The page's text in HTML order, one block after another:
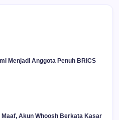
Menjadi Anggota Penuh BRICS
Maaf, Akun Whoosh Berkata Kasar